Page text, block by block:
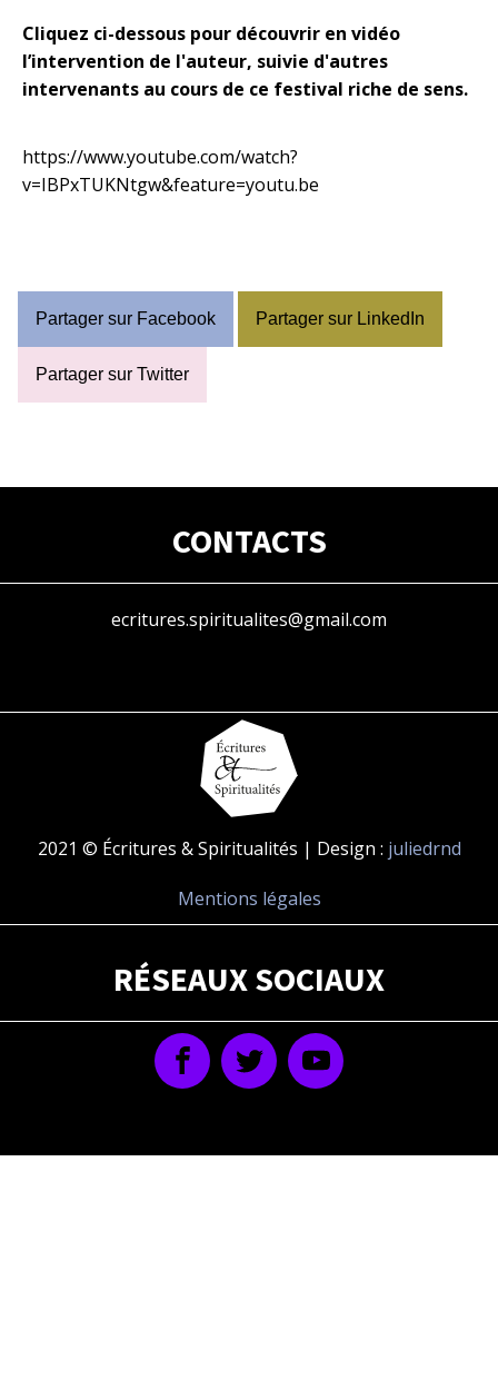
Cliquez ci-dessous pour découvrir en vidéo
l’intervention de l'auteur, suivie d'autres
intervenants au cours de ce festival riche de sens.
https://www.youtube.com/watch?
v=IBPxTUKNtgw&feature=youtu.be
Partager sur Facebook Partager sur LinkedIn
Partager sur Twitter
CONTACTS
ecritures.spiritualites@gmail.com
2021 © Écritures & Spiritualités | Design : juliedrnd
Mentions légales
RÉSEAUX SOCIAUX